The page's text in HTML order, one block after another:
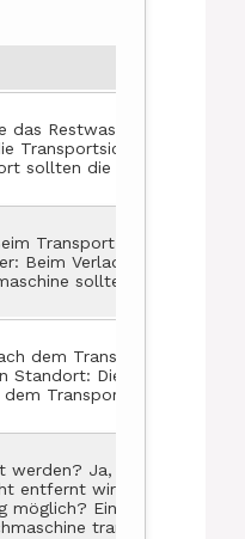
Restwasser aus der
Transportsicherung vor
sollten die Schläuche
Transport der
Beim Verladen der
sollte während
dem Transport sollte
Standort: Die
Transport: Nach dem
werden? Ja, eine
entfernt wird? Wenn die
möglich? Ein Transport
transportieren